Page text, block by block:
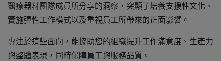
醫療器材團隊成員所分享的洞察，突顯了培養支援性文化、
實施彈性工作模式以及重視員工所帶來的正面影響。
專注於這些面向，能協助您的組織提升工作滿意度、生產力
與整體表現，同時保障員工與服務品質。